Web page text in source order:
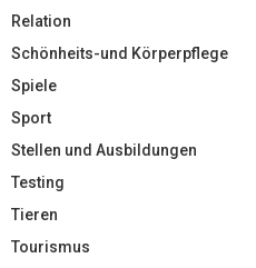
Relation
Schönheits-und Körperpflege
Spiele
Sport
Stellen und Ausbildungen
Testing
Tieren
Tourismus